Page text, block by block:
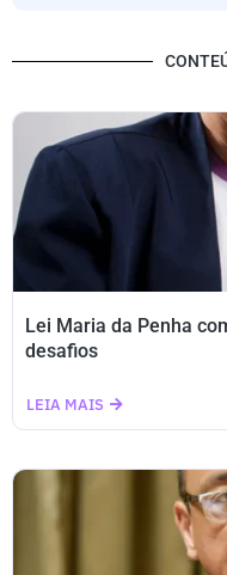
Lei Maria da Penha
desafios
LEIA MAIS